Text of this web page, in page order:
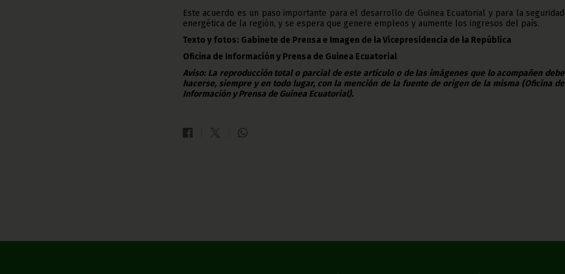
Este acuerdo es un paso importante para el desarrollo de Guinea Ecuatorial y para la seguridad
energética de la región, y se espera que genere empleos y aumente los ingresos del país.
Texto y fotos: Gabinete de Prensa e Imagen de la Vicepresidencia de la República
Oficina de Información y Prensa de Guinea Ecuatorial
Aviso: La reproducción total o parcial de este artículo o de las imágenes que lo acompañen debe
hacerse, siempre y en todo lugar, con la mención de la fuente de origen de la misma (Oficina de
Información y Prensa de Guinea Ecuatorial).